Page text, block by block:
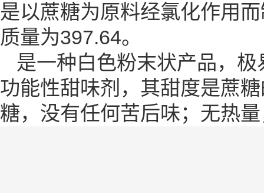
是以蔗糖为原料经氯化作用
质量为397.64。
是一种白色粉末状产品，极
功能性甜味剂，其甜度是蔗
糖，没有任何苦后味；无热